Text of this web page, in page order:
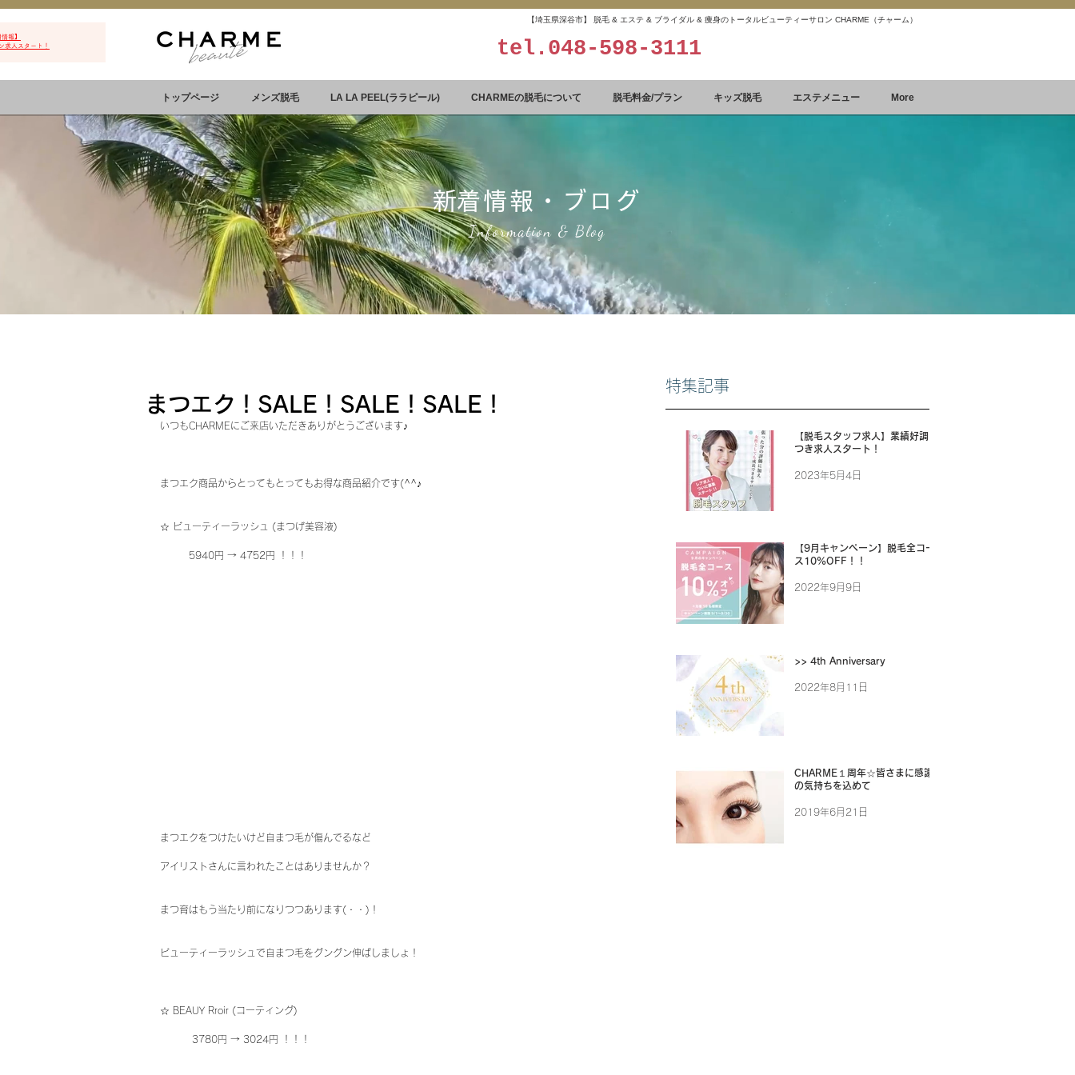
報】
求人スタート！
【埼玉県深谷市】 脱毛 & エステ & ブライダル & 痩身のトータルビューティーサロン CHARME（チャーム）
tel. 048-598-3111
トップページ メンズ脱毛 LA LA PEEL(ララピール) CHARMEの脱毛について 脱毛料金/プラン キッズ脱毛 エステメニュー More
​新着情報・ブログ
Information & Blog
まつエク！SALE！SALE！SALE！
いつもCHARMEにご来店いただきありがとうございます♪
まつエク商品からとってもとってもお得な商品紹介です(^^♪
☆ ビューティーラッシュ (まつげ美容液)
         5940円 → 4752円 ！！！
まつエクをつけたいけど自まつ毛が傷んでるなど
アイリストさんに言われたことはありませんか？
まつ育はもう当たり前になりつつあります(・・)！
ビューティーラッシュで自まつ毛をグングン伸ばしましょ！
☆ BEAUY Rroir (コーティング)
          3780円 → 3024円 ！！！
特集記事
【脱毛スタッフ求人】業績好調に
つき求人スタート！
2023年5月4日
【9月キャンペーン】脱毛全コー
ス10%OFF！！
2022年9月9日
>> 4th Anniversary
2022年8月11日
CHARME１周年☆皆さまに感謝
の気持ちを込めて
2019年6月21日